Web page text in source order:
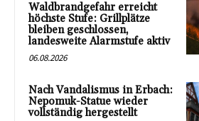
Waldbrandgefahr erreicht
höchste Stufe: Grillplätze
bleiben geschlossen,
landesweite Alarmstufe aktiv
06.08.2026
Nach Vandalismus in Erbach:
Nepomuk-Statue wieder
vollständig hergestellt